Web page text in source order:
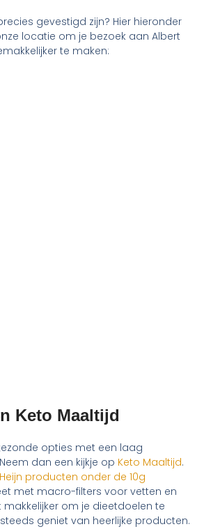
gevestigd zijn? Hier hieronder
locatie om je bezoek aan Albert
te maken:
Keto Maaltijd
opties met een laag
dan een kijkje op Keto Maaltijd.
producten onder de 10g
met macro-filters voor vetten en
makkelijker om je dieetdoelen te
geniet van heerlijke producten.